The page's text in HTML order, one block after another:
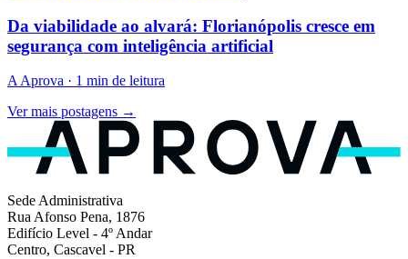
Da viabilidade ao alvará: Florianópolis cresce em
segurança com inteligência artificial
AAprova · 1 min de leitura
Ver mais postagens →
Sede Administrativa
Rua Afonso Pena, 1876
Edifício Level - 4º Andar
Centro, Cascavel - PR